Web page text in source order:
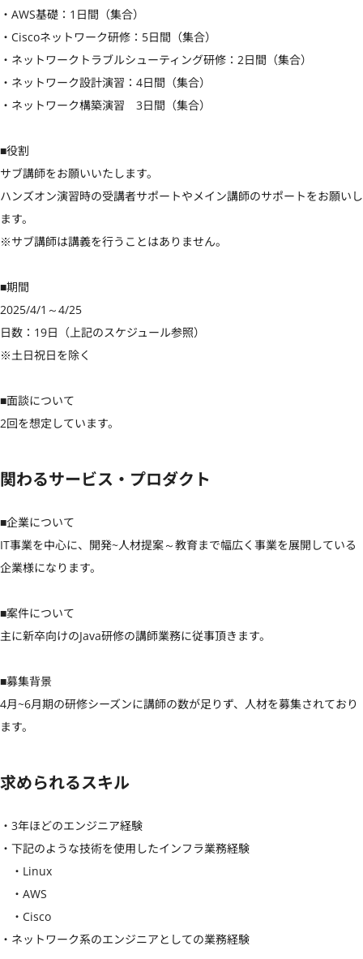
・AWS基礎：1日間（集合）
・Ciscoネットワーク研修：5日間（集合）
・ネットワークトラブルシューティング研修：2日間（集合）
・ネットワーク設計演習：4日間（集合）
・ネットワーク構築演習　3日間（集合）
■役割
サブ講師をお願いいたします。
ハンズオン演習時の受講者サポートやメイン講師のサポートをお願いし
ます。
※サブ講師は講義を行うことはありません。
■期間
2025/4/1～4/25
日数：19日（上記のスケジュール参照）
※土日祝日を除く
■面談について
2回を想定しています。
関わるサービス・プロダクト
■企業について
IT事業を中心に、開発~人材提案～教育まで幅広く事業を展開している
企業様になります。
■案件について
主に新卒向けのJava研修の講師業務に従事頂きます。
■募集背景
4月~6月期の研修シーズンに講師の数が足りず、人材を募集されており
ます。
求められるスキル
・3年ほどのエンジニア経験
・下記のような技術を使用したインフラ業務経験
・Linux
・AWS
・Cisco
・ネットワーク系のエンジニアとしての業務経験